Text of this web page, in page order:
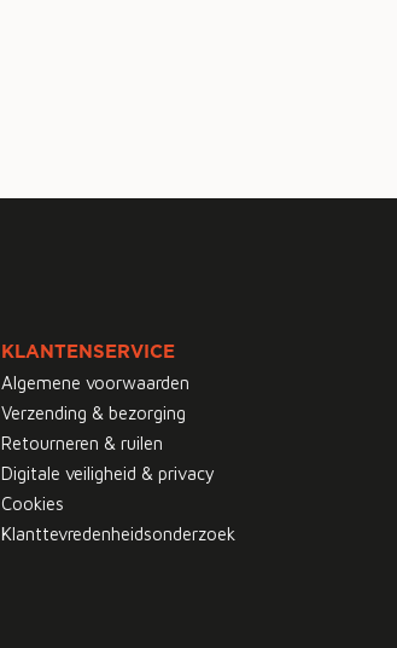
KLANTENSERVICE
Algemene voorwaarden
Verzending & bezorging
Retourneren & ruilen
Digitale veiligheid & privacy
Cookies
Klanttevredenheidsonderzoek